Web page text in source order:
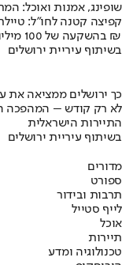
שופינג, אמנות ואוכל:
קפיצה קטנה לחו"ל:
בהשקעה של 100 מיליון ₪
בשיתוף עיריית ירושלים
כך ירושלים ממציאה את
לא רק קודש – המהפכה
התיירות הישראלית
בשיתוף עיריית ירושלים
מדורים
ספורט
תרבות ובידור
לייף סטייל
אוכל
תיירות
טכנולוגיה ומדע